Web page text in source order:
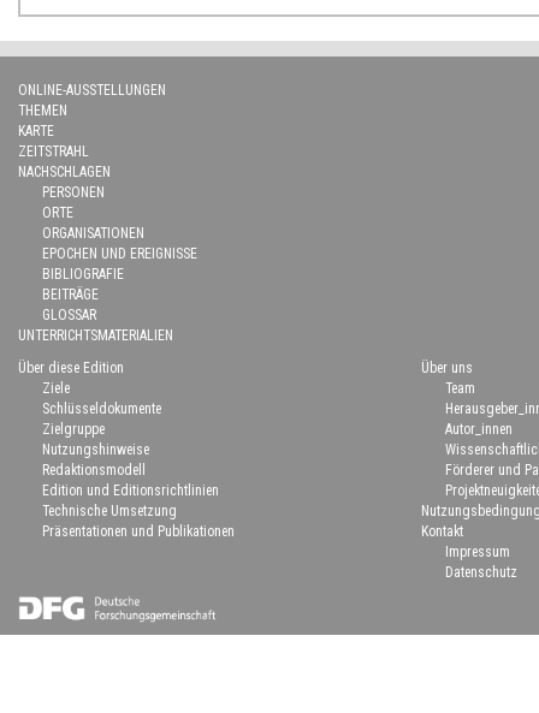
ONLINE-AUSSTELLUNGEN
THEMEN
KARTE
ZEITSTRAHL
NACHSCHLAGEN
PERSONEN
ORTE
ORGANISATIONEN
EPOCHEN UND EREIGNISSE
BIBLIOGRAFIE
BEITRÄGE
GLOSSAR
UNTERRICHTSMATERIALIEN
Über diese Edition
Ziele
Schlüsseldokumente
Zielgruppe
Nutzungshinweise
Redaktionsmodell
Edition und Editionsrichtlinien
Technische Umsetzung
Präsentationen und Publikationen
Über uns
Team
Autor_innen
Förderer und
Kontakt
Impressum
Datenschutz